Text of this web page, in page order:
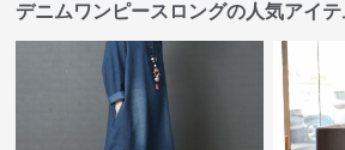
デニムワンピースロングの人気アイテ